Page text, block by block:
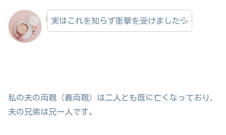
実はこれを知らず衝撃を受けました💦
私の夫の両親（義両親）は二人とも既に亡くなっており、
夫の兄弟は兄一人です。